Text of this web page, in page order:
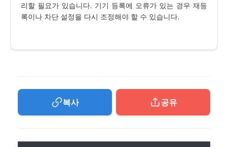
리할 필요가 있습니다. 기기 등록에 오류가 있는 경우 재등
록이나 차단 설정을 다시 조정해야 할 수 있습니다.
복사 공유